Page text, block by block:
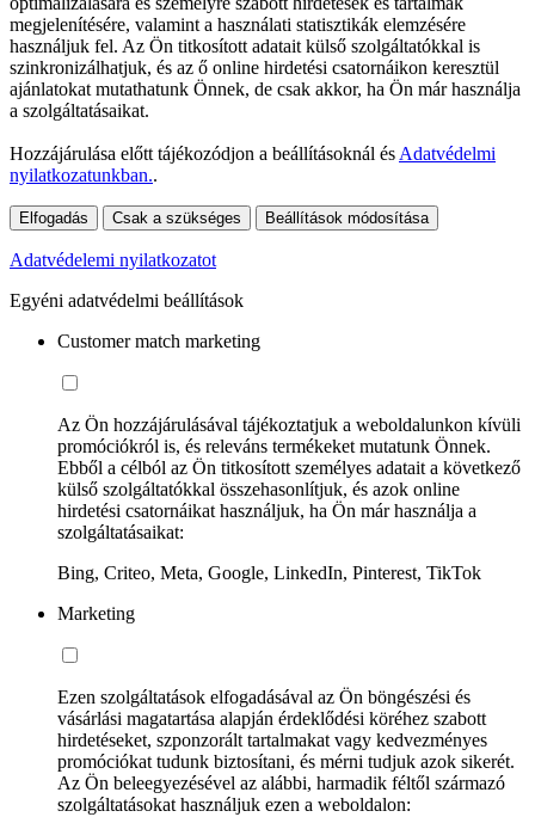
megjelenítésére, valamint a használati statisztikák elemzésére
használjuk fel. Az Ön titkosított adatait külső szolgáltatókkal is
szinkronizálhatjuk, és az ő online hirdetési csatornáikon keresztül
ajánlatokat mutathatunk Önnek, de csak akkor, ha Ön már használja
a szolgáltatásaikat.
Hozzájárulása előtt tájékozódjon a beállításoknál és Adatvédelmi
nyilatkozatunkban..
Elfogadás Csak a szükséges Beállítások módosítása
Adatvédelemi nyilatkozatot
Egyéni adatvédelmi beállítások
Customer match marketing
Az Ön hozzájárulásával tájékoztatjuk a weboldalunkon kívüli
promóciókról is, és releváns termékeket mutatunk Önnek.
Ebből a célból az Ön titkosított személyes adatait a következő
külső szolgáltatókkal összehasonlítjuk, és azok online
hirdetési csatornáikat használjuk, ha Ön már használja a
szolgáltatásaikat:
Bing, Criteo, Meta, Google, LinkedIn, Pinterest, TikTok
Marketing
Ezen szolgáltatások elfogadásával az Ön böngészési és
vásárlási magatartása alapján érdeklődési köréhez szabott
hirdetéseket, szponzorált tartalmakat vagy kedvezményes
promóciókat tudunk biztosítani, és mérni tudjuk azok sikerét.
Az Ön beleegyezésével az alábbi, harmadik féltől származó
szolgáltatásokat használjuk ezen a weboldalon: